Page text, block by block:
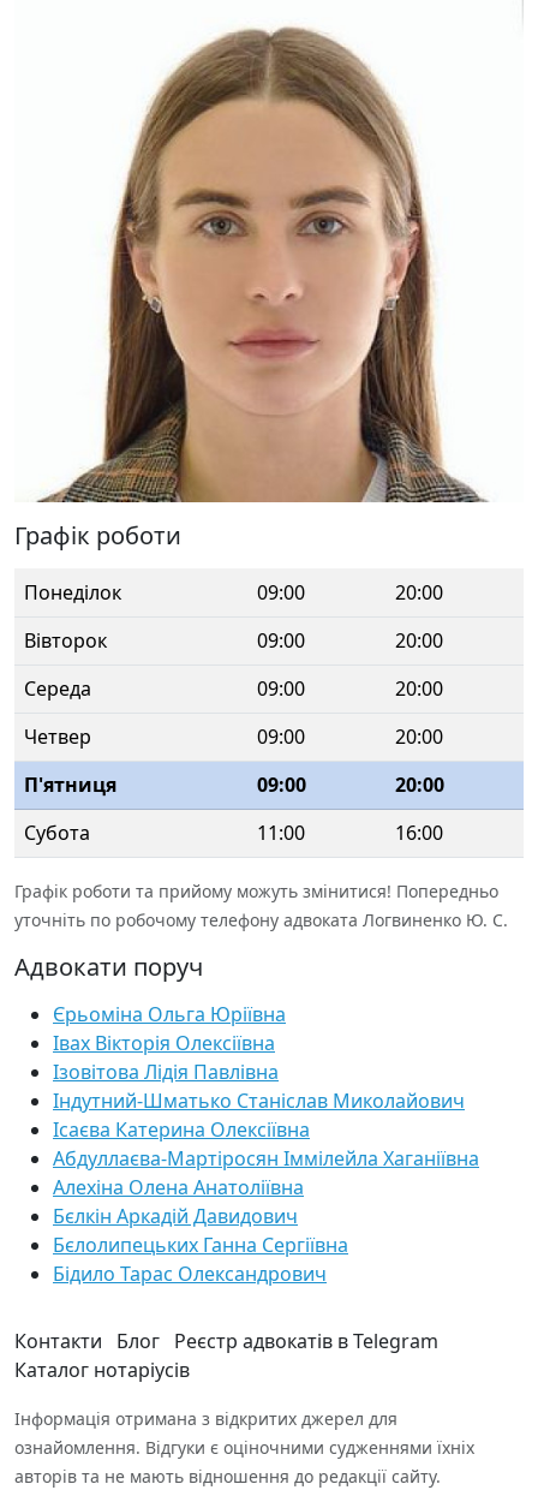
Графік роботи
Понеділок 09:00
20:00
Вівторок
09:00
20:00
Середа
09:00
20:00
Четвер
09:00
20:00
П'ятниця
09:00
20:00
Субота
11:00 16:00
Графік роботи та прийому можуть змінитися! Попередньо
уточніть по робочому телефону адвоката Логвиненко Ю. С.
Адвокати поруч
Єрьоміна Ольга Юріївна
Івах Вікторія Олексіївна
Ізовітова Лідія Павлівна
Індутний-Шматько Станіслав Миколайович
Ісаєва Катерина Олексіївна
Абдуллаєва-Мартіросян Іммілейла Хаганіївна
Алехіна Олена Анатоліївна
Бєлкін Аркадій Давидович
Бєлолипецьких Ганна Сергіївна
Бідило Тарас Олександрович
Контакти Блог Реєстр адвокатів в Telegram
Каталог нотаріусів
Інформація отримана з відкритих джерел для
ознайомлення. Відгуки є оціночними судженнями їхніх
авторів та не мають відношення до редакції сайту.